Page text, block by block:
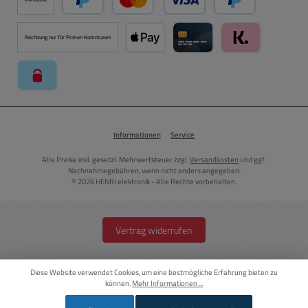
PayPal Kredit- oder Debitkarte über PayPal
Später Bezahlen
Rechnung nur für Firmen Kommunen
Informationen Service
Alle Preise inkl. gesetzl. Mehrwertsteuer zzgl.Versandkosten und ggf.
Nachnahmegebühren, wenn nicht anders angegeben.
© 2026 HENRI elektronik - Alle Rechte vorbehalten.
Vertrag widerrufen
Diese Website verwendet Cookies, um eine bestmögliche Erfahrung bieten zu
können.Mehr Informationen ...